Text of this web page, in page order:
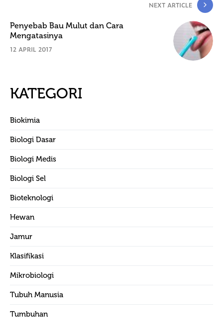
NEXT ARTICLE
Penyebab Bau Mulut dan Cara
Mengatasinya
12 APRIL 2017
KATEGORI
Biokimia
Biologi Dasar
Biologi Medis
Biologi Sel
Bioteknologi
Hewan
Jamur
Klasifikasi
Mikrobiologi
Tubuh Manusia
Tumbuhan